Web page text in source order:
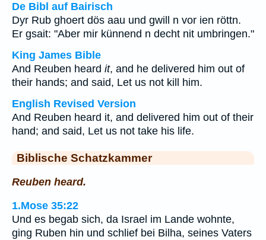
De Bibl auf Bairisch
Dyr Rub ghoert dös aau und gwill n vor ien röttn.
Er gsait: "Aber mir künnend n decht nit umbringen."
King James Bible
And Reuben heard it, and he delivered him out of
their hands; and said, Let us not kill him.
English Revised Version
And Reuben heard it, and delivered him out of their
hand; and said, Let us not take his life.
Biblische Schatzkammer
Reuben heard.
1.Mose 35:22
Und es begab sich, da Israel im Lande wohnte,
ging Ruben hin und schlief bei Bilha, seines Vaters